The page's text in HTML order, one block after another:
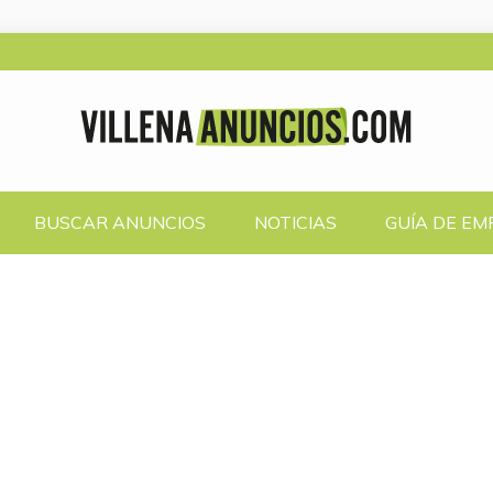
BUSCAR ANUNCIOS NOTICIAS GUÍA DE